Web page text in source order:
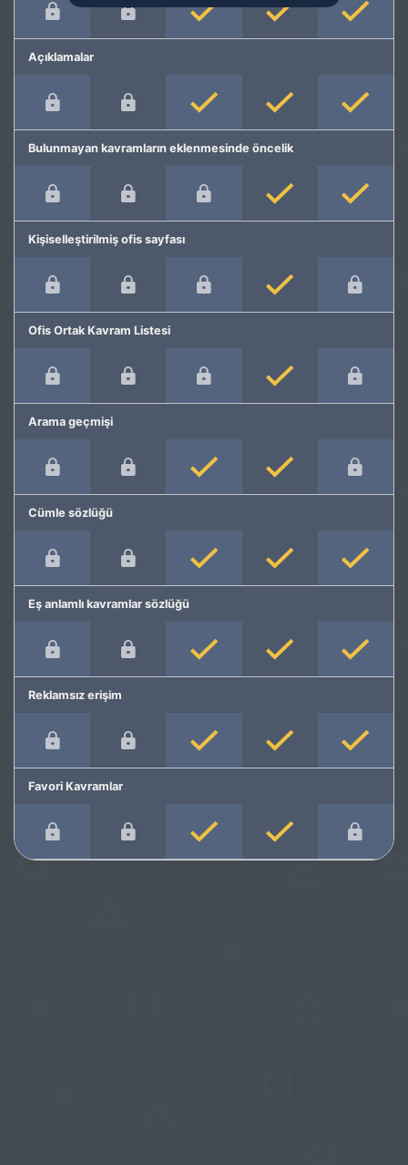
Açıklamalar
Bulunmayan kavramların eklenmesinde öncelik
Kişiselleştirilmiş ofis sayfası
Ofis Ortak Kavram Listesi
Arama geçmişi
Cümle sözlüğü
Eş anlamlı kavramlar sözlüğü
Reklamsız erişim
Favori Kavramlar